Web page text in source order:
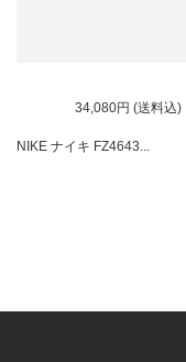
34,080円 (送料込)
NIKE ナイキ FZ4643...